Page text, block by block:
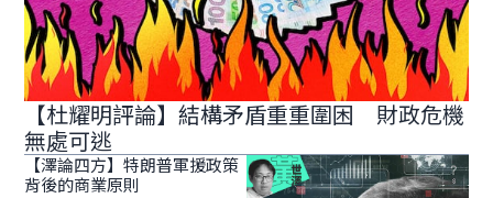
【杜耀明評論】結構矛盾重重圍困 財政危機
無處可逃
【澤論四方】特朗普軍援政策
背後的商業原則